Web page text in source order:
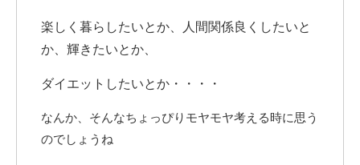
楽しく暮らしたいとか、人間関係良くしたいと
か、輝きたいとか、
ダイエットしたいとか・・・・
なんか、そんなちょっぴりモヤモヤ考える時に思う
のでしょうね